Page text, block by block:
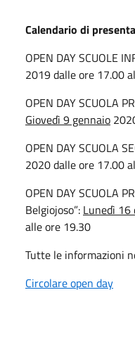
Calendario di
OPEN DAY SCUOLE
2019 dalle ore 17.00
OPEN DAY SCUOLA
Giovedì 9 gennaio
OPEN DAY SCUOLA
2020 dalle ore 17.00
OPEN DAY SCUOLA
Belgiojoso”: Lunedì 16
alle ore 19.30
Tutte le informazioni
Circolare open day